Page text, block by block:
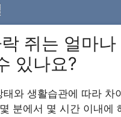
쥐는 얼마나
있나요?
와 생활습관에 따라 차
분에서 몇 시간 이내에